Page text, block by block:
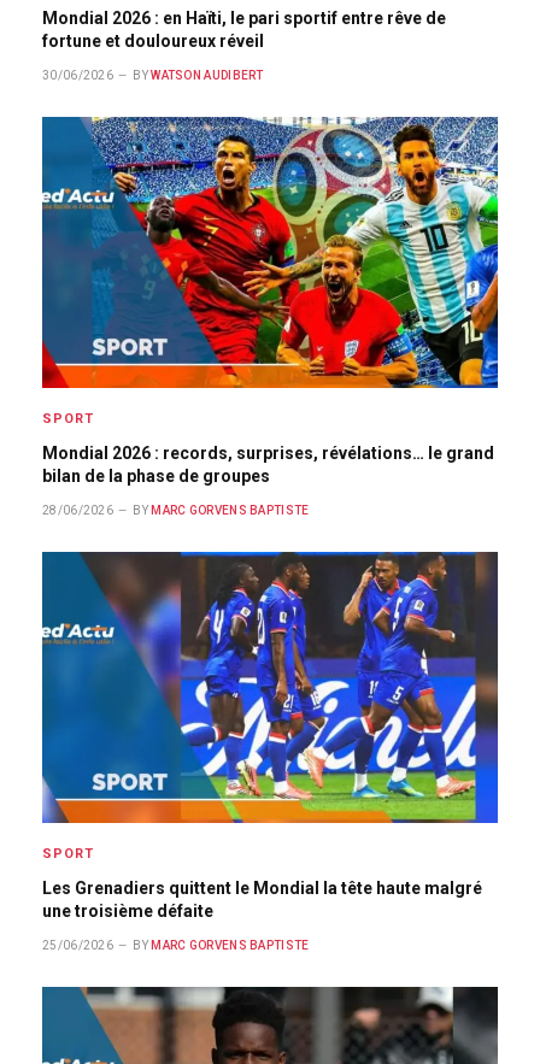
Mondial 2026 : en Haïti, le pari sportif entre rêve de
fortune et douloureux réveil
30/06/2026 BY WATSON AUDIBERT
SPORT
Mondial 2026 : records, surprises, révélations… le grand
bilan de la phase de groupes
28/06/2026 BY MARC GORVENS BAPTISTE
SPORT
Les Grenadiers quittent le Mondial la tête haute malgré
une troisième défaite
25/06/2026 BY MARC GORVENS BAPTISTE